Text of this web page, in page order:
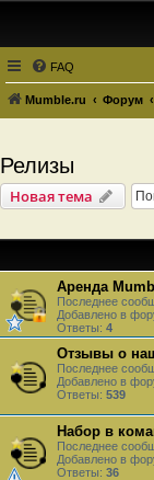
FAQ
Mumble.ru Форум
Релизы
Новая тема
Аренда
Последнее
Добавлено в
Ответы: 4
Отзывы о
Последнее
Добавлено в
Ответы: 539
Набор в
Последнее
Добавлено в
Ответы: 36